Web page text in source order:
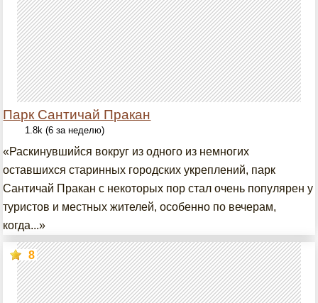
Парк Сантичай Пракан
1.8k (6 за неделю)
«Раскинувшийся вокруг из одного из немногих
оставшихся старинных городских укреплений, парк
Сантичай Пракан с некоторых пор стал очень популярен у
туристов и местных жителей, особенно по вечерам,
когда...»
8